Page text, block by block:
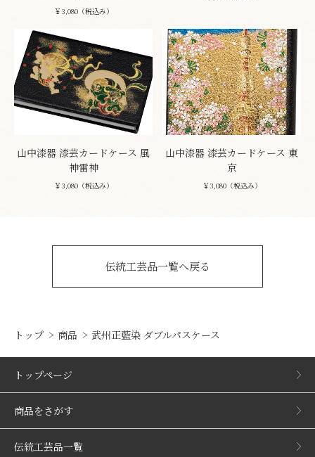
￥3,080（税込み）
山中漆器 漆芸カードケース 風
神雷神
￥3,080（税込み）
山中漆器 漆芸カードケース 東
京
￥3,080（税込み）
伝統工芸品一覧へ戻る
トップ 商品 武州正藍染 ダブルパスケース
トップページ
商品をさがす
伝統工芸品一覧